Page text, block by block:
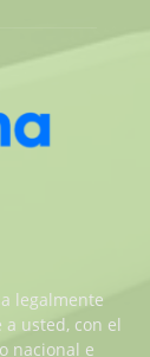
legalmente
usted, con el
nacional e